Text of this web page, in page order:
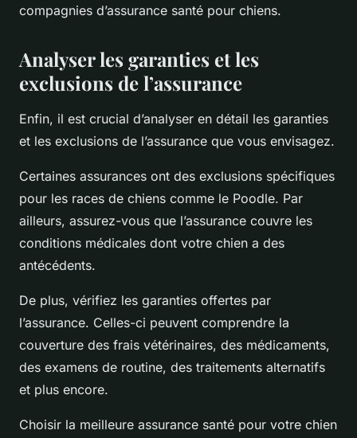
compagnies d’assurance santé pour chiens.
Analyser les garanties et les
exclusions de l’assurance
Enfin, il est crucial d’analyser en détail les garanties
et les exclusions de l’assurance que vous envisagez.
Certaines assurances ont des exclusions spécifiques
pour les races de chiens comme le Poodle. Par
ailleurs, assurez-vous que l’assurance couvre les
conditions médicales dont votre chien a des
antécédents.
De plus, vérifiez les garanties offertes par
l’assurance. Celles-ci peuvent comprendre la
couverture des frais vétérinaires, des médicaments,
des examens de routine, des traitements alternatifs
et plus encore.
Choisir la meilleure assurance santé pour votre chien